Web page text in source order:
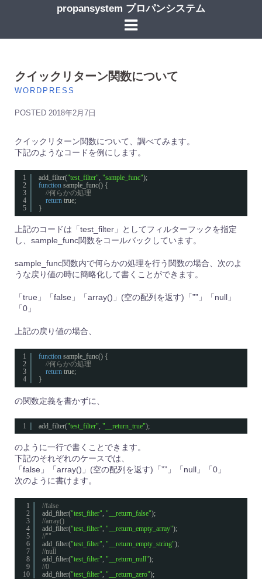
ン
propansystem プロパンシステム
クイックリターン関数について
WORDPRESS
POSTED 2018年2月7日
クイックリターン関数について、調べてみます。
下記のようなコードを例にします。
1
2
3
4
5
add_filter("test_filter", "sample_func");
function sample_func() {
//何らかの処理
return true;
}
上記のコードは「test_filter」としてフィルターフックを指定
し、sample_func関数をコールバックしています。
sample_func関数内で何らかの処理を行う関数の場合、次のよ
うな戻り値の時に簡略化して書くことができます。
「true」「false」「array()」(空の配列を返す)「””」「null」
「0」
上記の戻り値の場合、
1
2
3
4
function sample_func() {
//何らかの処理
return true;
}
の関数定義を書かずに、
1 add_filter("test_filter" "__return_true");
のように一行で書くことできます。
下記のそれぞれのケースでは、
「false」「array()」(空の配列を返す)「””」「null」「0」
次のように書けます。
1
2
3
4
5
6
7
8
9
10
//false
add_filter("test_filter", "__return_false");
//array()
add_filter("test_filter", "__return_empty_array");
//""
add_filter("test_filter", "__return_empty_string");
//null
add_filter("test_filter", "__return_null");
//0
add_filter("test_filter", "__return_zero");